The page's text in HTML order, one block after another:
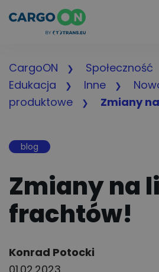
CargoON Społeczność
Edukacja
Inne
produktowe
Zmiany
blog
Zmiany na
frachtów!
Author:
Konrad Potocki